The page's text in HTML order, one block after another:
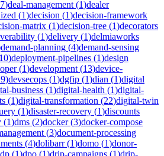
7)deal-management (1)dealer
(1)decision (1)decision-framework
matrix (1)decision-tree (1)decorators
(1)delivery (1)delmiaworks
demand-planning (4)demand-sensing
10)deployment-pipelines (1)design
(1)development (13)device-
)devsecops (1)dgfip (1)dian (1)digital
business (1)digital-health (1)digital-
(1)digital-transformation (22)digital-twin
(1)disaster-recovery (1)discounts
(1)dms (2)docker(3)docker-compose
(3)document-processing
(4)dolibarr(1)domo (1)donor-
(1)dpo (1)drip-campaigns (1)drip-